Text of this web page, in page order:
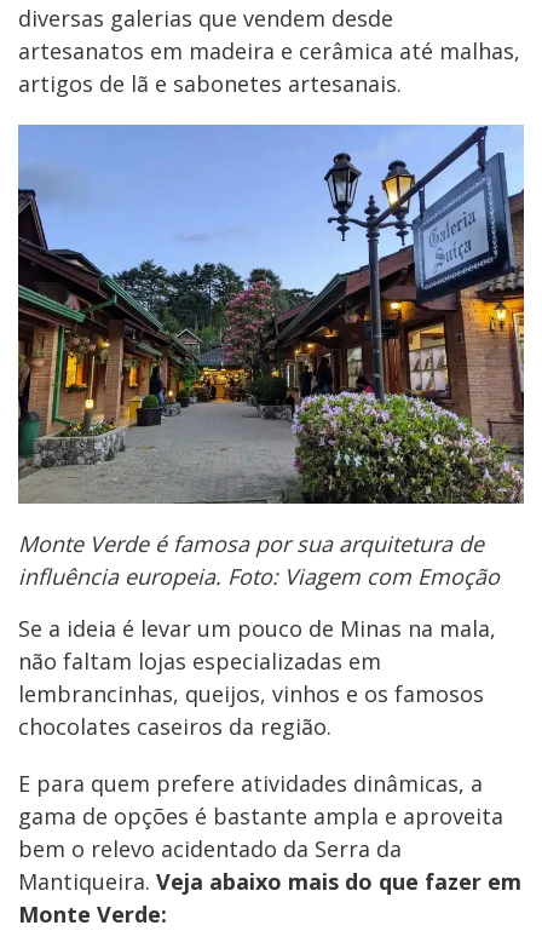
diversas galerias que vendem desde
artesanatos em madeira e cerâmica até malhas,
artigos de lã e sabonetes artesanais.
Monte Verde é famosa por sua arquitetura de
influência europeia. Foto: Viagem com Emoção
Se a ideia é levar um pouco de Minas na mala,
não faltam lojas especializadas em
lembrancinhas, queijos, vinhos e os famosos
chocolates caseiros da região.
E para quem prefere atividades dinâmicas, a
gama de opções é bastante ampla e aproveita
bem o relevo acidentado da Serra da
Mantiqueira. Veja abaixo mais do que fazer em
Monte Verde: